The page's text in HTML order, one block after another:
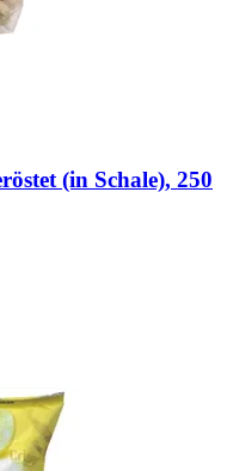
(in Schale), 250